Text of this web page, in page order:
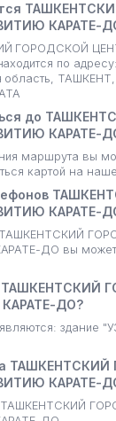
КАРАТЕ-
ГОРОДСКОЙ
по
область,
до
КАРАТЕ-
маршрута вы
картой на
КАРАТЕ-
ТАШКЕНТСКИЙ
ДО вы
ТАШКЕНТСКИЙ
ДО?
здание
КАРАТЕ-
ТАШКЕНТСКИЙ